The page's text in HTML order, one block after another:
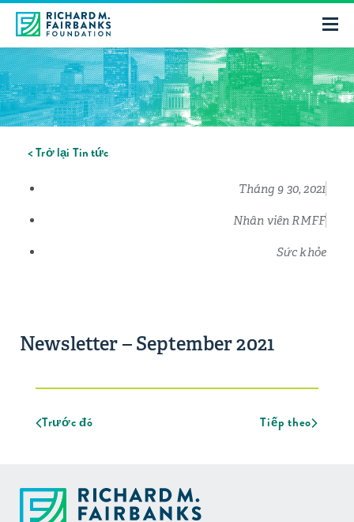
< Trở lại Tin tức
Tháng 9 30, 2021
Nhân viên RMFF
Sức khỏe
Newsletter – September 2021
Trước đó Tiếp theo